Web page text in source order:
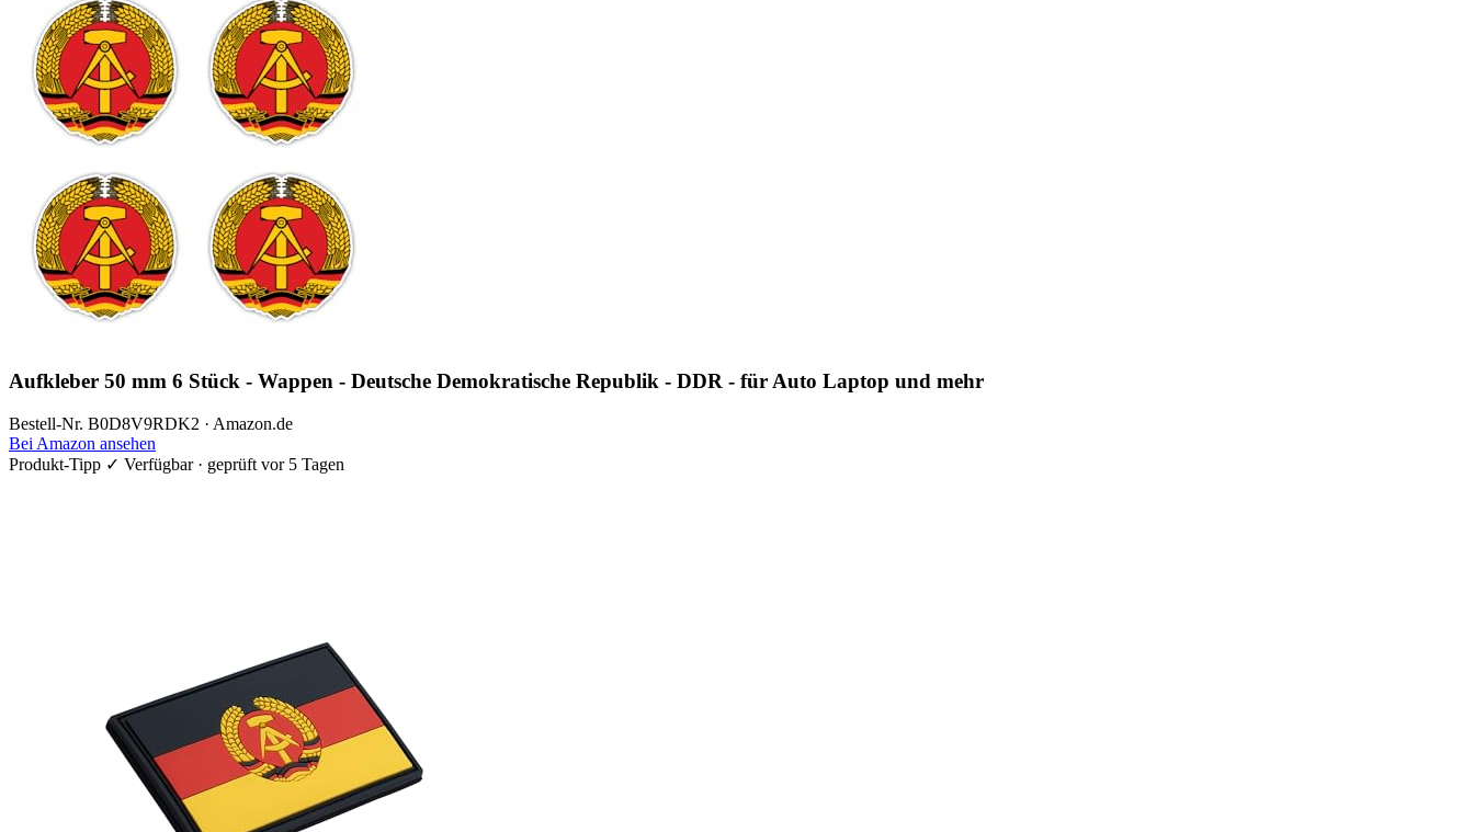
Aufkleber 50 mm 6 Stück - Wappen - Deutsche Demokratische Republik - DDR - für Auto Laptop und mehr
Bestell-Nr. B0D8V9RDK2 · Amazon.de
Bei Amazon ansehen
Produkt-Tipp ✓ Verfügbar · geprüft vor 5 Tagen